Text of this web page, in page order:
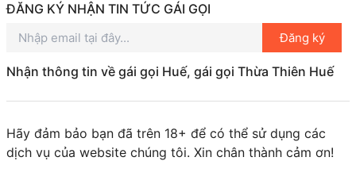
ĐĂNG KÝ NHẬN TIN TỨC GÁI GỌI
Đăng ký
Nhận thông tin về gái gọi Huế, gái gọi Thừa Thiên Huế
Hãy đảm bảo bạn đã trên 18+ để có thể sử dụng các
dịch vụ của website chúng tôi. Xin chân thành cảm ơn!